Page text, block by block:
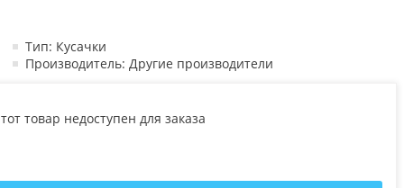
Тип: Кусачки
Производитель: Другие производители
товар недоступен для заказа